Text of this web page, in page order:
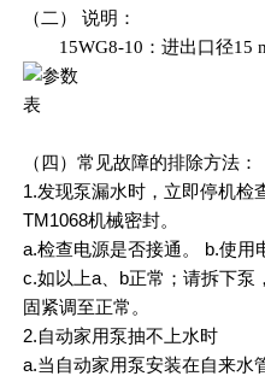
（二） 说
15WG8-10：进出口径15
（四）常见故障的排除方法：
1.发现泵漏水时，立即停机检
TM1068机械密封。
a.检查电源是否接通。 b.使用
c.如以上a、b正常；请拆下泵
固紧调至正常。
2.自动家用泵抽不上水时
a.当自动家用泵安装在自来水